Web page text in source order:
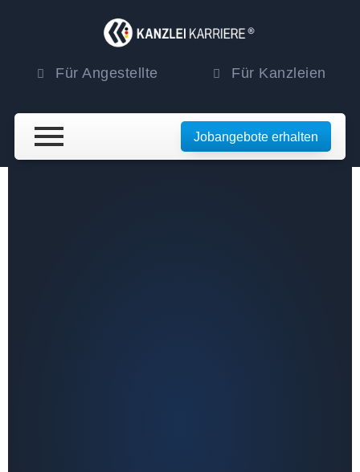
Für Angestellte Für Kanzleien
Jobangebote erhalten